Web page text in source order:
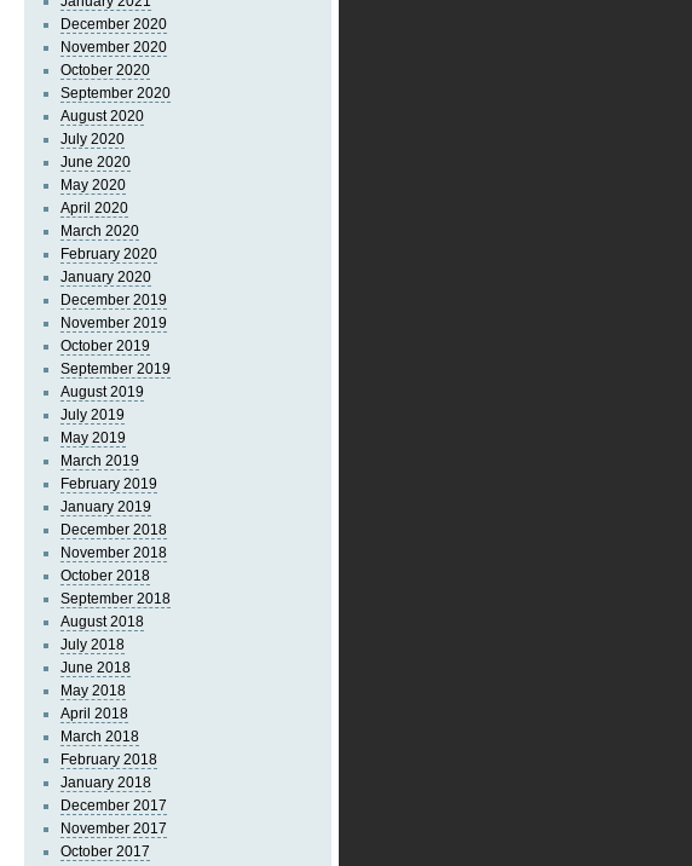
December 2020
November 2020
October 2020
September 2020
August 2020
July 2020
June 2020
May 2020
April 2020
March 2020
February 2020
January 2020
December 2019
November 2019
October 2019
September 2019
August 2019
July 2019
May 2019
March 2019
February 2019
January 2019
December 2018
November 2018
October 2018
September 2018
August 2018
July 2018
June 2018
May 2018
April 2018
March 2018
February 2018
January 2018
December 2017
November 2017
October 2017